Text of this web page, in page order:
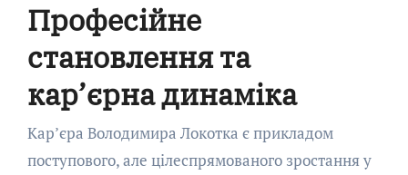
Професійне
становлення та
кар’єрна динаміка
Кар’єра Володимира Локотка є прикладом
поступового, але цілеспрямованого зростання у